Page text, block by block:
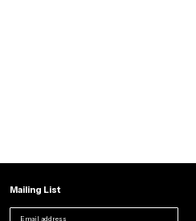
Mailing List